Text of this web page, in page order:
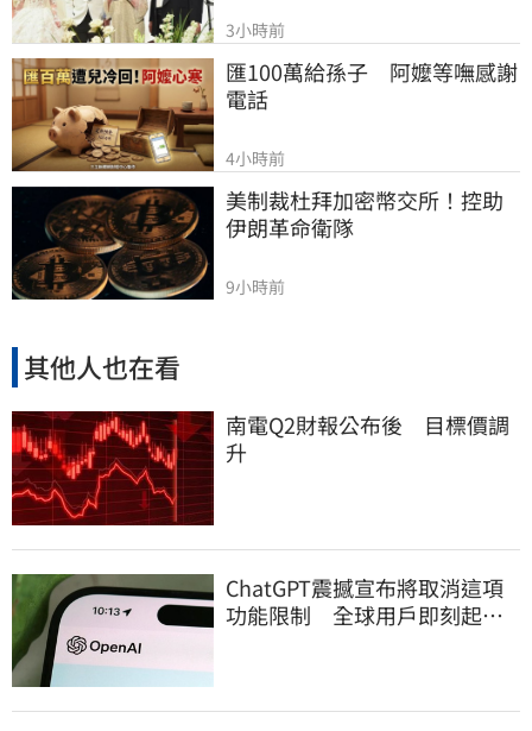
3小時前
匯100萬給孫子　阿嬤等嘸感謝
電話
4小時前
美制裁杜拜加密幣交所！控助
伊朗革命衛隊
9小時前
其他人也在看
南電Q2財報公布後 目標價調
升
ChatGPT震撼宣布將取消這項
功能限制 全球用戶即刻起